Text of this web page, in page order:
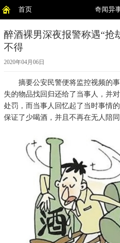
首页 奇闻异
醉酒裸男深夜报警称遇“抢
不得
2020年04月06日
摘要公安民警便将监控视频的
失的物品找回归还给了当事人，并
处罚，而当事人回忆起了当时事情
保证了少喝酒，并且不再在无人陪